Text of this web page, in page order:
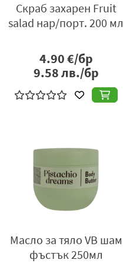
Скраб захарен Fruit
salad нар/порт. 200 мл
4.90€/бр
9.58лв./бр
Масло за тяло VB шам
фъстък 250мл